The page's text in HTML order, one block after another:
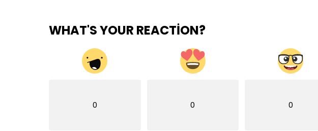
WHAT'S YOUR REACTION?
0 0 0